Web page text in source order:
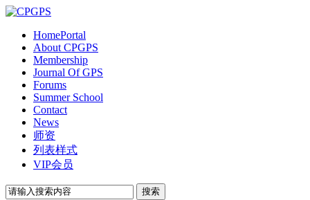
HomePortal
About CPGPS
Membership
Journal Of GPS
Forums
Summer School
Contact
News
师资
列表样式
VIP会员
搜索